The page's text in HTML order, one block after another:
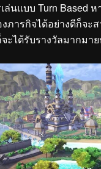
ล่นแบบ Turn Based
ภารกิจได้อย่างดีก็จะ
ะได้รับรางวัลมากมา